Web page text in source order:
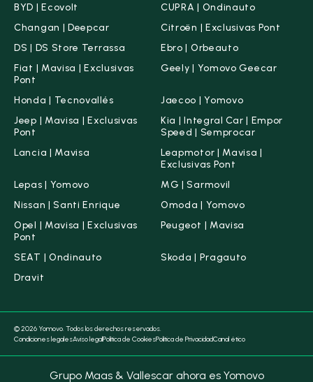
BYD | Ecovolt
CUPRA | Ondinauto
Changan | Deepcar
Citroën | Exclusivas Pont
DS | DS Store Terrassa
Ebro | Orbeauto
Fiat | Mavisa | Exclusivas
Pont
Geely | Yomovo Geecar
Honda | Tecnovallés
Jaecoo | Yomovo
Jeep | Mavisa | Exclusivas
Pont
Kia | Integral Car | Empor
Speed | Semprocar
Lancia | Mavisa
Leapmotor | Mavisa |
Exclusivas Pont
Lepas | Yomovo
MG | Sarmovil
Nissan | Santi Enrique
Omoda | Yomovo
Opel | Mavisa | Exclusivas
Pont
Peugeot | Mavisa
SEAT | Ondinauto
Skoda | Pragauto
Dravit
Condiciones legalesAviso legalPolítica de CookiesPolítica de PrivacidadCanal ético
© 2026 Yomovo. Todos los derechos reservados.
Grupo Maas & Vallescar ahora es Yomovo